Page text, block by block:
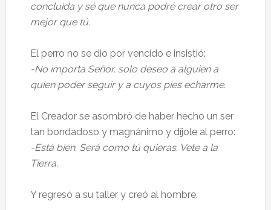
concluida y sé que nunca podré crear otro ser
mejor que tú.
El perro no se dio por vencido e insistió:
-No importa Señor, solo deseo a alguien a
quien poder seguir y a cuyos pies echarme.
El Creador se asombró de haber hecho un ser
tan bondadoso y magnánimo y díjole al perro:
-Está bien. Será como tú quieras. Vete a la
Tierra.
Y regresó a su taller y creó al hombre.